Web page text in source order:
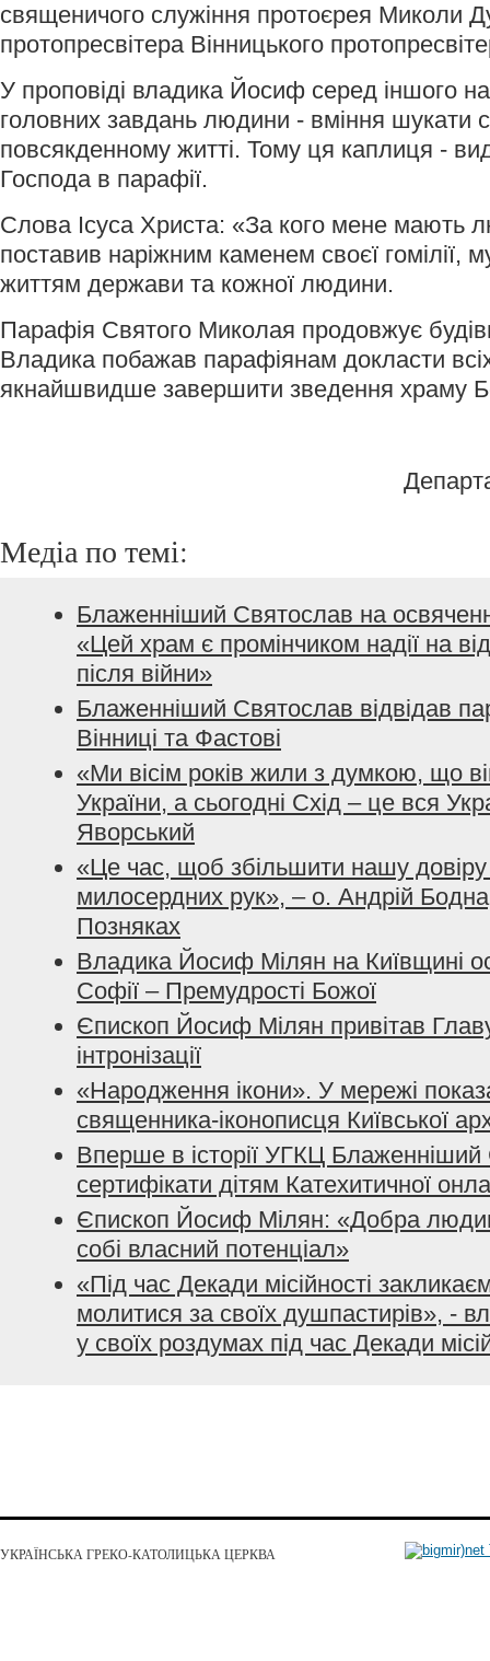
священичого служіння протоєрея Миколи
протопресвітера Вінницького
У проповіді владика Йосиф серед іншого
головних завдань людини - вміння шукати
повсякденному житті. Тому ця каплиця -
Господа в парафії.
Слова Ісуса Христа: «За кого мене мають
поставив наріжним каменем своєї гомілії,
життям держави та кожної людини.
Парафія Святого Миколая продовжує
Владика побажав парафіянам докласти
якнайшвидше завершити зведення храму
Медіа по темі:
Блаженніший Святослав на
«Цей храм є промінчиком надії на
після війни»
Блаженніший Святослав відвідав
Вінниці та Фастові
«Ми вісім років жили з думкою, що
України, а сьогодні Схід – це вся
Яворський
«Це час, щоб збільшити нашу
милосердних рук», – о. Андрій
Позняках
Владика Йосиф Мілян на Київщині
Софії – Премудрості Божої
Єпископ Йосиф Мілян привітав
інтронізації
«Народження ікони». У мережі
священника-іконописця Київської
Вперше в історії УГКЦ
сертифікати дітям Катехитичної
Єпископ Йосиф Мілян: «Добра
собі власний потенціал»
«Під час Декади місійності
молитися за своїх душпастирів», -
у своїх роздумах під час Декади
УКРАЇНСЬКА ГРЕКО-КАТОЛИЦЬКА ЦЕРКВА